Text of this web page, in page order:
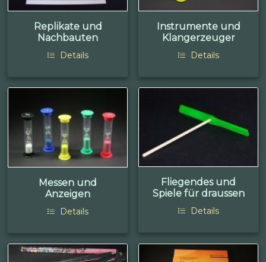
Replikate und
Nachbauten
Details
Instrumente und
Klangerzeuger
Details
Messen und
Anzeigen
Details
Fliegendes und
Spiele für draussen
Details